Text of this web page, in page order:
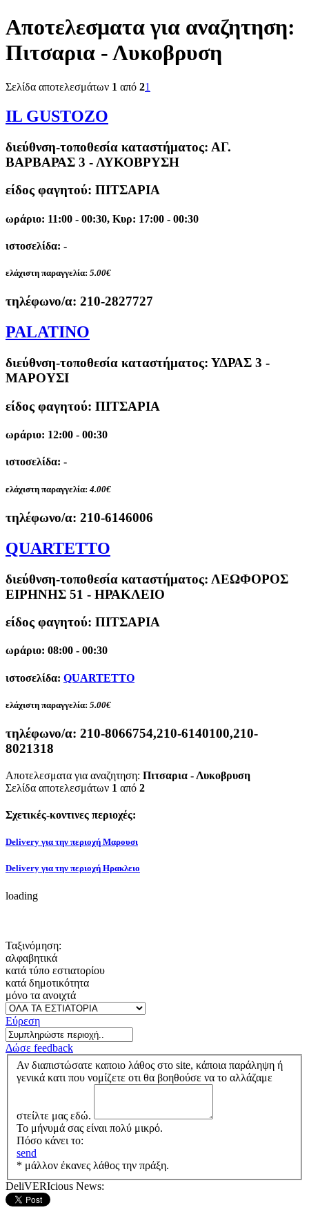
Αποτελεσματα για αναζητηση:
Πιτσαρια - Λυκοβρυση
Σελίδα αποτελεσμάτων 1 από 21
IL GUSTOZO
διεύθνση-τοποθεσία καταστήματος: ΑΓ.
ΒΑΡΒΑΡΑΣ 3 - ΛΥΚΟΒΡΥΣΗ
είδος φαγητού: ΠΙΤΣΑΡΙΑ
ωράριο: 11:00 - 00:30, Κυρ: 17:00 - 00:30
ιστοσελίδα: -
ελάχιστη παραγγελία: 5.00€
τηλέφωνο/α: 210-2827727
PALATINO
διεύθνση-τοποθεσία καταστήματος: ΥΔΡΑΣ 3 -
ΜΑΡΟΥΣΙ
είδος φαγητού: ΠΙΤΣΑΡΙΑ
ωράριο: 12:00 - 00:30
ιστοσελίδα: -
ελάχιστη παραγγελία: 4.00€
τηλέφωνο/α: 210-6146006
QUARTETTO
διεύθνση-τοποθεσία καταστήματος: ΛΕΩΦΟΡΟΣ
ΕΙΡΗΝΗΣ 51 - ΗΡΑΚΛΕΙΟ
είδος φαγητού: ΠΙΤΣΑΡΙΑ
ωράριο: 08:00 - 00:30
ιστοσελίδα: QUARTETTO
ελάχιστη παραγγελία: 5.00€
τηλέφωνο/α: 210-8066754,210-6140100,210-
8021318
Αποτελεσματα για αναζητηση: Πιτσαρια - Λυκοβρυση
Σελίδα αποτελεσμάτων 1 από 2
Σχετικές-κοντινες περιοχές:
Delivery για την περιοχή Μαρουσι
Delivery για την περιοχή Ηρακλειο
loading
Ταξινόμηση:
αλφαβητικά
κατά τύπο εστιατορίου
κατά δημοτικότητα
μόνο τα ανοιχτά
Εύρεση
Δώσε feedback
Αν διαπιστώσατε καποιο λάθος στο site, κάποια παράληψη ή
γενικά κατι που νομίζετε οτι θα βοηθούσε να το αλλάζαμε
στείλτε μας εδώ.
Το μήνυμά σας είναι πολύ μικρό.
Πόσο κάνει το:
send
* μάλλον έκανες λάθος την πράξη.
DeliVERIcious News: